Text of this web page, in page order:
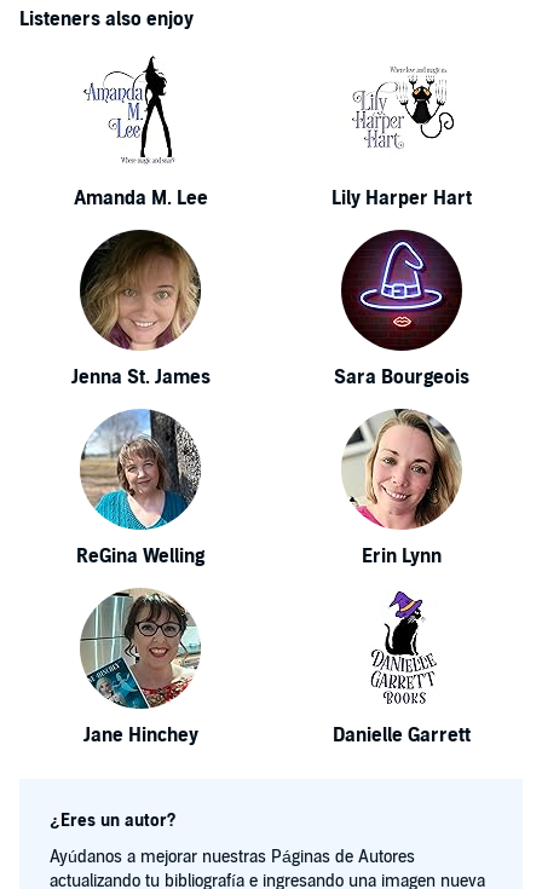
Listeners also enjoy
Amanda M. Lee Lily Harper Hart
Jenna St. James Sara Bourgeois
ReGina Welling Erin Lynn
Jane Hinchey Danielle Garrett
¿Eres un autor?
Ayúdanos a mejorar nuestras Páginas de Autores
actualizando tu bibliografía e ingresando una imagen nueva